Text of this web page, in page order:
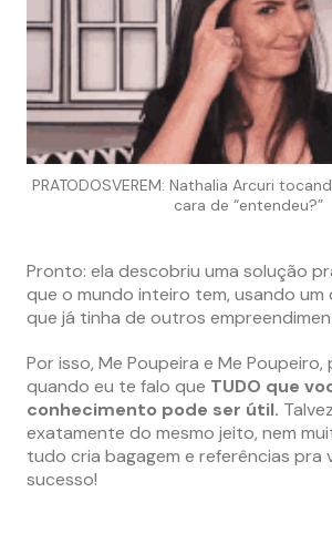
PRATODOSVEREM: Nathalia Arcuri
cara de “entendeu?”
Pronto: ela descobriu uma solução
que o mundo inteiro tem, usando
que já tinha de outros
Por isso, Me Poupeira e Me
quando eu te falo que TUDO que
conhecimento pode ser útil.
exatamente do mesmo jeito, nem
tudo cria bagagem e referências pra
sucesso!